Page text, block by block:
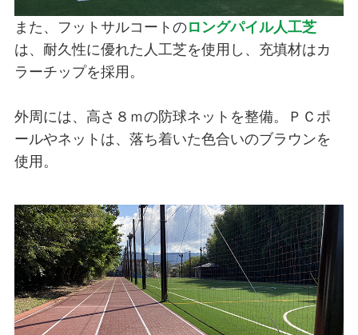
また、フットサルコートのロングパイル人工芝
は、耐久性に優れた人工芝を使用し、充填材はカ
ラーチップを採用。
外周には、高さ８ｍの防球ネットを整備。ＰＣポ
ールやネットは、落ち着いた色合いのブラウンを
使用。